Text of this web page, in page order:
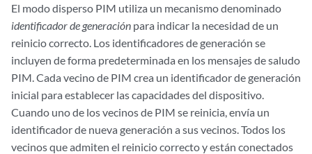
El modo disperso PIM utiliza un mecanismo denominado
identificador de generación para indicar la necesidad de un
reinicio correcto. Los identificadores de generación se
incluyen de forma predeterminada en los mensajes de saludo
PIM. Cada vecino de PIM crea un identificador de generación
inicial para establecer las capacidades del dispositivo.
Cuando uno de los vecinos de PIM se reinicia, envía un
identificador de nueva generación a sus vecinos. Todos los
vecinos que admiten el reinicio correcto y están conectados